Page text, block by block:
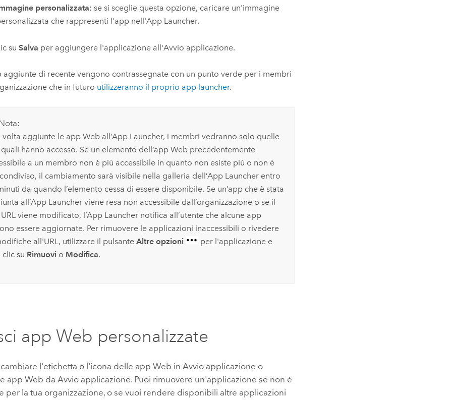
personalizzata: se si sceglie questa opzione, caricare un'immagine
che rappresenti l'app nell'App Launcher.
suSalva per aggiungere l'applicazione all'Avvio applicazione.
aggiunte di recente vengono contrassegnate con un punto verde per i membri
che in futuro utilizzeranno il proprio app launcher.
volta aggiunte le app Web all’App Launcher, i membri vedranno solo quelle
hanno accesso. Se un elemento dell’app Web precedentemente
a un membro non è più accessibile in quanto non esiste più o non è
il cambiamento sarà visibile nella galleria dell’App Launcher entro
da quando l’elemento cessa di essere disponibile. Se un’app che è stata
all’App Launcher viene resa non accessibile dall’organizzazione o se il
viene modificato, l’App Launcher notifica all’utente che alcune app
essere aggiornate. Per rimuovere le applicazioni inaccessibili o rivedere
all'URL, utilizzare il pulsante Altre opzioni
per l'applicazione e
clic su Rimuovio Modifica.
app Web personalizzate
l'etichetta o l'icona delle app Web in Avvio applicazione o
app Web da Avvio applicazione. Puoi rimuovere un'applicazione se non è
per la tua organizzazione, o se vuoi rendere disponibili altre applicazioni